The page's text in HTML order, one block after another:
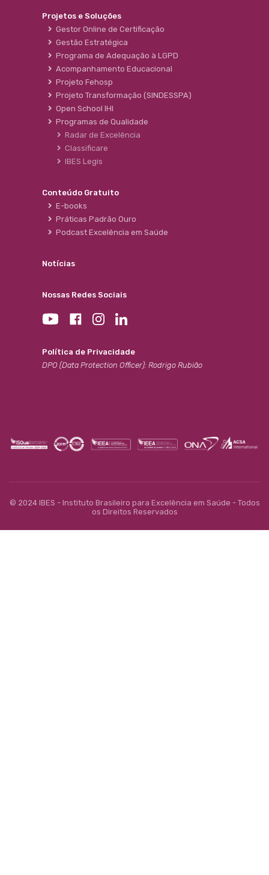
Projetos e Soluções
Gestor Online de Certificação
Gestão Estratégica
Programa de Adequação à LGPD
Acompanhamento Educacional
Projeto Fehosp
Projeto Transformação (SINDESSPA)
Open School IHI
Programas de Qualidade
Radar de Excelência
Classificare
IBES Legis
Conteúdo Gratuito
E-books
Práticas Padrão Ouro
Podcast Excelência em Saúde
Notícias
Nossas Redes Sociais
Política de Privacidade
DPO (Data Protection Officer): Rodrigo Rubião
© 2024 IBES - Instituto Brasileiro para Excelência em Saúde - Todos
os Direitos Reservados